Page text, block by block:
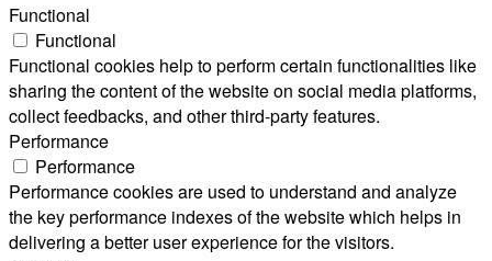
Functional
Functional
Functional cookies help to perform certain functionalities like
sharing the content of the website on social media platforms,
collect feedbacks, and other third-party features.
Performance
Performance
Performance cookies are used to understand and analyze
the key performance indexes of the website which helps in
delivering a better user experience for the visitors.